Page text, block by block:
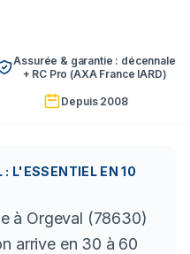
Assurée & garantie : décennale
+ RC Pro (AXA France IARD)
Depuis 2008
: L'ESSENTIEL EN 10
à Orgeval (78630)
arrive en 30 à 60